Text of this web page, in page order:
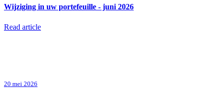
Wijziging in uw portefeuille - juni 2026
Read article
20 mei 2026